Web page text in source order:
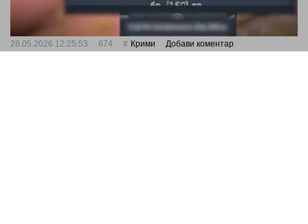
28.05.2026 12:25:53 674 Крими Добави коментар